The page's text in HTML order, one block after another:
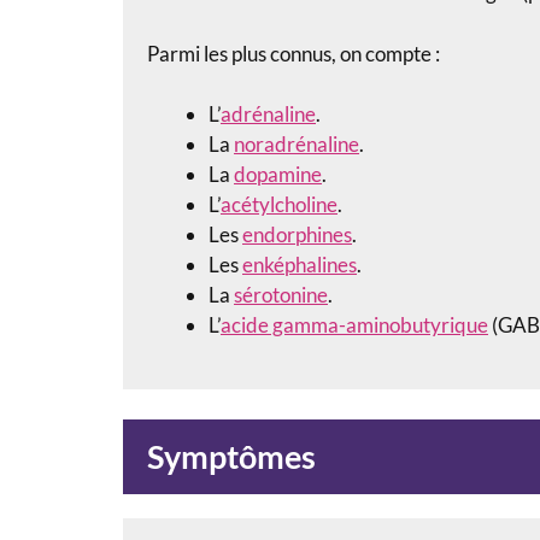
Parmi les plus connus, on compte :
L’adrénaline.
La noradrénaline.
Ladopamine.
L’acétylcholine.
Lesendorphines.
Lesenképhalines.
Lasérotonine.
L’acide gamma-aminobutyrique
Symptômes